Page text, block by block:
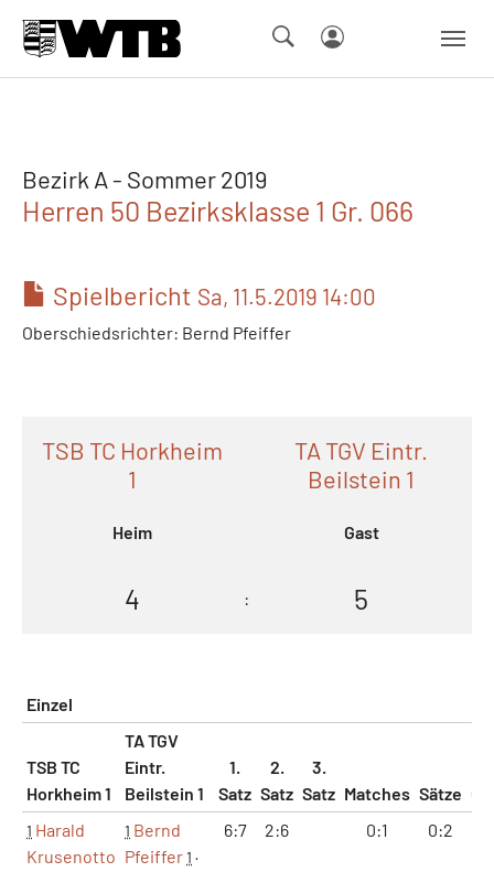
Bezirk A - Sommer 2019
Herren 50 Bezirksklasse 1 Gr. 066
Spielbericht Sa, 11.5.2019 14:00
Oberschiedsrichter: Bernd Pfeiffer
TSB TC Horkheim
1
Heim
TA TGV Eintr.
Beilstein 1
Gast
4 : 5
Einzel
TSB TC
Horkheim 1
TA TGV
Eintr.
Beilstein 1
1.
Satz
2.
Satz
3.
Satz Matches Sätze
1 Harald
Krusenotto
1 Bernd
Pfeiffer1 ·
6:7 2:6 0:1 0:2